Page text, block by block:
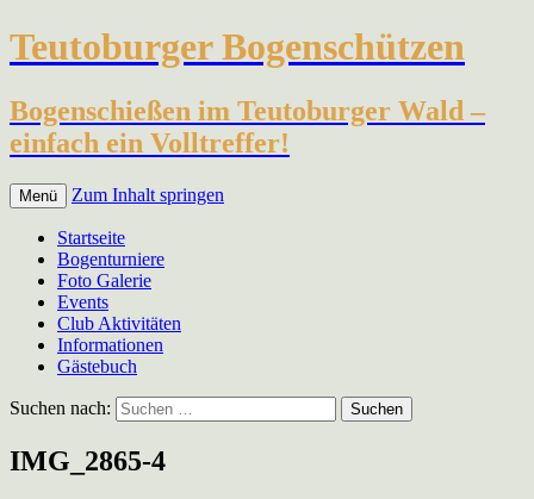
Teutoburger Bogenschützen
Bogenschießen im Teutoburger Wald –
einfach ein Volltreffer!
Menü Zum Inhalt springen
Startseite
Bogenturniere
Foto Galerie
Events
Club Aktivitäten
Informationen
Gästebuch
Suchen nach:
IMG_2865-4